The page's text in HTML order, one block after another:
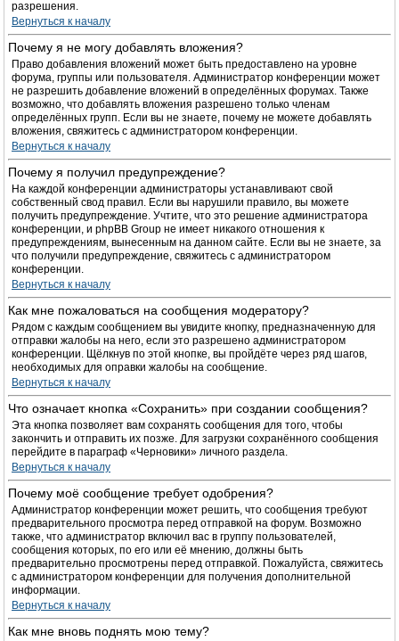
разрешения.
Вернуться к началу
Почему я не могу добавлять вложения?
Право добавления вложений может быть предоставлено на уровне
форума, группы или пользователя. Администратор конференции может
не разрешить добавление вложений в определённых форумах. Также
возможно, что добавлять вложения разрешено только членам
определённых групп. Если вы не знаете, почему не можете добавлять
вложения, свяжитесь с администратором конференции.
Вернуться к началу
Почему я получил предупреждение?
На каждой конференции администраторы устанавливают свой
собственный свод правил. Если вы нарушили правило, вы можете
получить предупреждение. Учтите, что это решение администратора
конференции, и phpBB Group не имеет никакого отношения к
предупреждениям, вынесенным на данном сайте. Если вы не знаете, за
что получили предупреждение, свяжитесь с администратором
конференции.
Вернуться к началу
Как мне пожаловаться на сообщения модератору?
Рядом с каждым сообщением вы увидите кнопку, предназначенную для
отправки жалобы на него, если это разрешено администратором
конференции. Щёлкнув по этой кнопке, вы пройдёте через ряд шагов,
необходимых для оправки жалобы на сообщение.
Вернуться к началу
Что означает кнопка «Сохранить» при создании сообщения?
Эта кнопка позволяет вам сохранять сообщения для того, чтобы
закончить и отправить их позже. Для загрузки сохранённого сообщения
перейдите в параграф «Черновики» личного раздела.
Вернуться к началу
Почему моё сообщение требует одобрения?
Администратор конференции может решить, что сообщения требуют
предварительного просмотра перед отправкой на форум. Возможно
также, что администратор включил вас в группу пользователей,
сообщения которых, по его или её мнению, должны быть
предварительно просмотрены перед отправкой. Пожалуйста, свяжитесь
с администратором конференции для получения дополнительной
информации.
Вернуться к началу
Как мне вновь поднять мою тему?